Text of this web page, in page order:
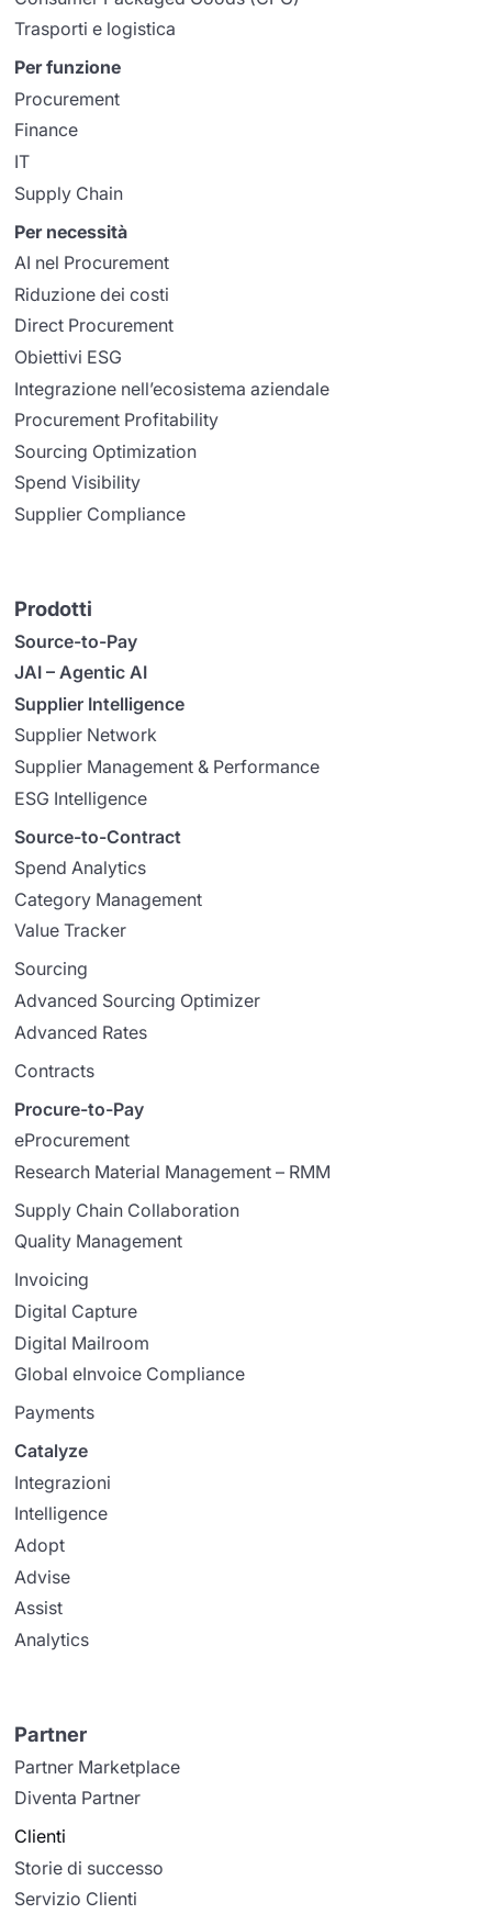
Trasporti e logistica
Per funzione
Procurement
Finance
IT
Supply Chain
Per necessità
AI nel Procurement
Riduzione dei costi
Direct Procurement
Obiettivi ESG
Integrazione nell’ecosistema aziendale
Procurement Profitability
Sourcing Optimization
Spend Visibility
Supplier Compliance
Prodotti
Source-to-Pay
JAI – Agentic AI
Supplier Intelligence
Supplier Network
Supplier Management & Performance
ESG Intelligence
Source-to-Contract
Spend Analytics
Category Management
Value Tracker
Sourcing
Advanced Sourcing Optimizer
Advanced Rates
Contracts
Procure-to-Pay
eProcurement
Research Material Management – RMM
Supply Chain Collaboration
Quality Management
Invoicing
Digital Capture
Digital Mailroom
Global eInvoice Compliance
Payments
Catalyze
Integrazioni
Intelligence
Adopt
Advise
Assist
Analytics
Partner
Partner Marketplace
Diventa Partner
Clienti
Storie di successo
Servizio Clienti